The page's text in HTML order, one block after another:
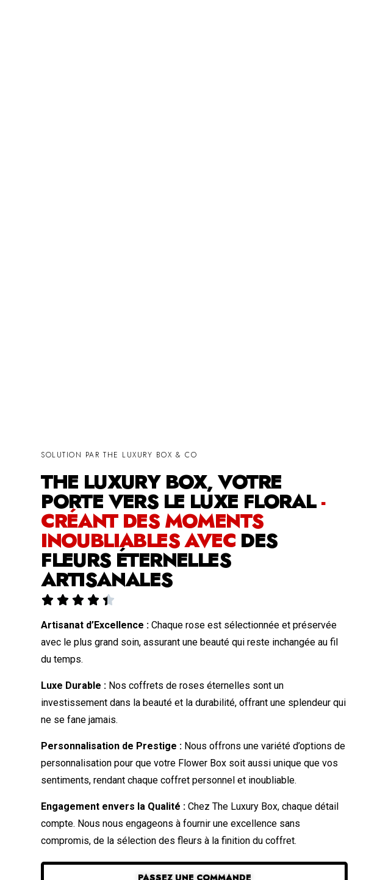
SOLUTION PAR THE LUXURY BOX & CO
THE LUXURY BOX, VOTRE
PORTE VERS LE LUXE FLORAL-
CRÉANT DES MOMENTS
INOUBLIABLES AVEC DES
FLEURS ÉTERNELLES
ARTISANALES
    
Artisanat d’Excellence : Chaque rose est sélectionnée et préservée
avec le plus grand soin, assurant une beauté qui reste inchangée au fil
du temps.
Luxe Durable : Nos coffrets de roses éternelles sont un
investissement dans la beauté et la durabilité, offrant une splendeur qui
ne se fane jamais.
Personnalisation de Prestige : Nous offrons une variété d’options de
personnalisation pour que votre Flower Box soit aussi unique que vos
sentiments, rendant chaque coffret personnel et inoubliable.
Engagement envers la Qualité : Chez The Luxury Box, chaque détail
compte. Nous nous engageons à fournir une excellence sans
compromis, de la sélection des fleurs à la finition du coffret.
PASSEZ UNE COMMANDE